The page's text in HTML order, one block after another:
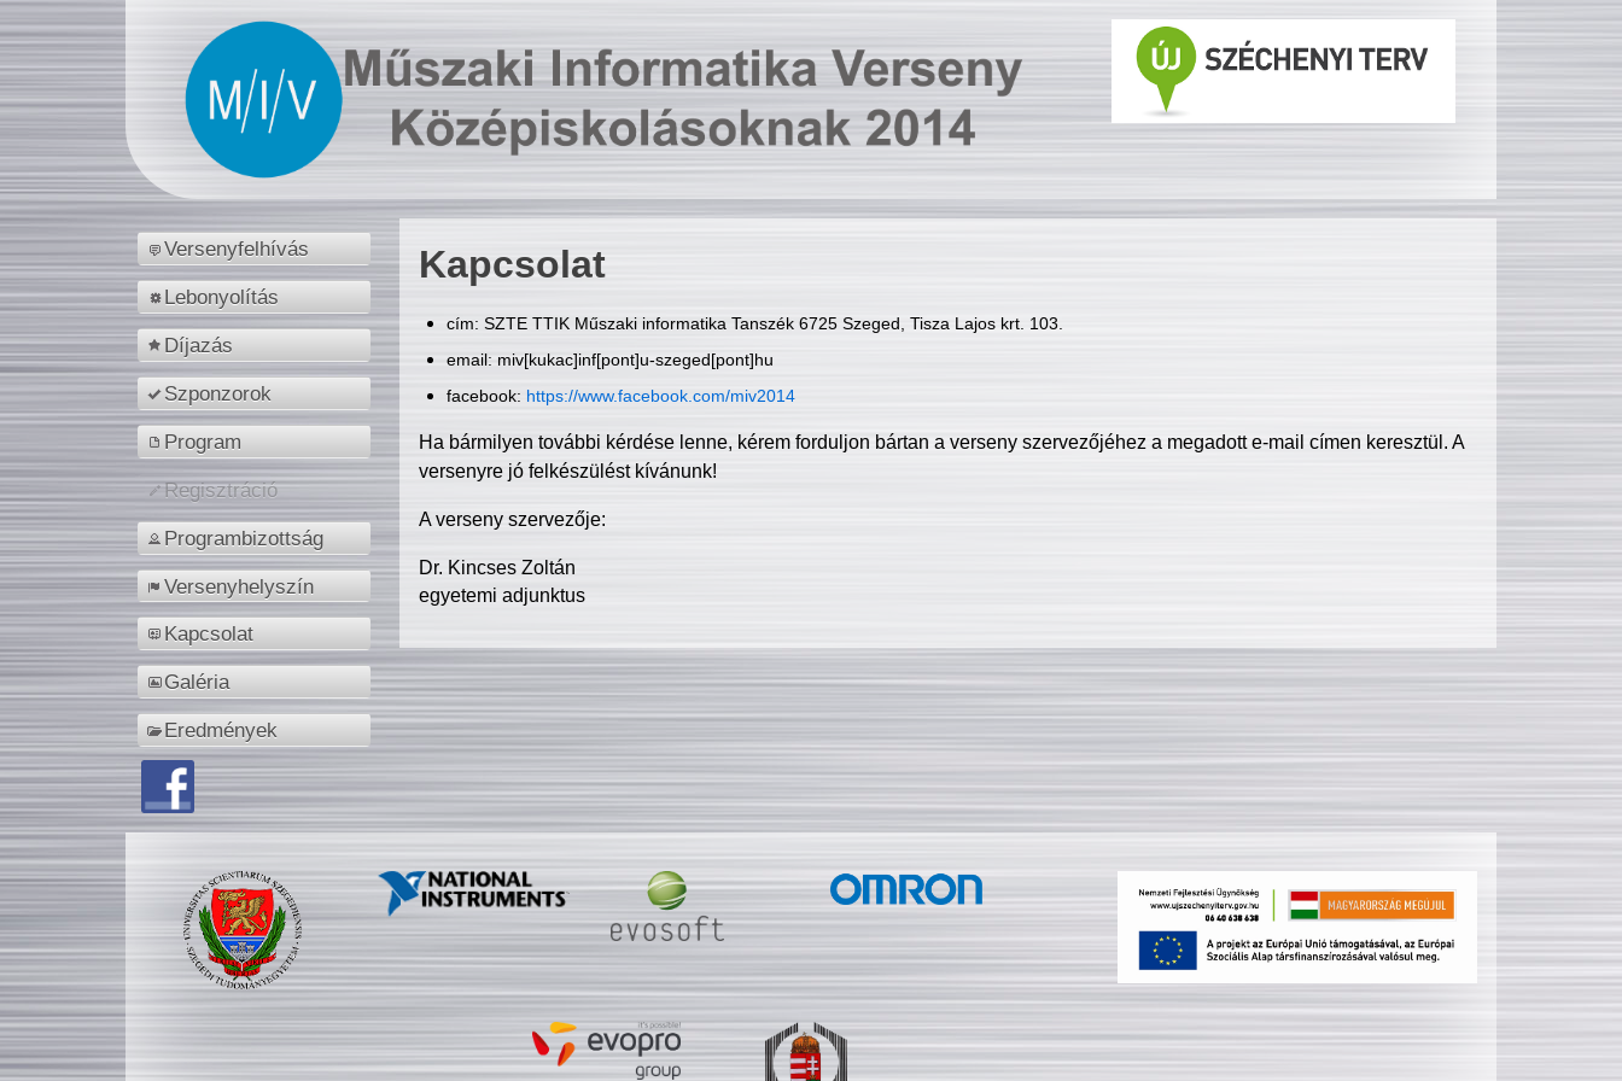
Versenyfelhívás
Lebonyolítás
Díjazás
Szponzorok
Program
Regisztráció
Programbizottság
Versenyhelyszín
Kapcsolat
Galéria
Eredmények
Kapcsolat
cím: SZTE TTIK Műszaki informatika Tanszék 6725 Szeged, Tisza Lajos krt. 103.
email: miv[kukac]inf[pont]u-szeged[pont]hu
facebook: https://www.facebook.com/miv2014
Ha bármilyen további kérdése lenne, kérem forduljon bártan a verseny szervezőjéhez a megadott e-mail címen keresztül. A
versenyre jó felkészülést kívánunk!
A verseny szervezője:
Dr. Kincses Zoltán
egyetemi adjunktus